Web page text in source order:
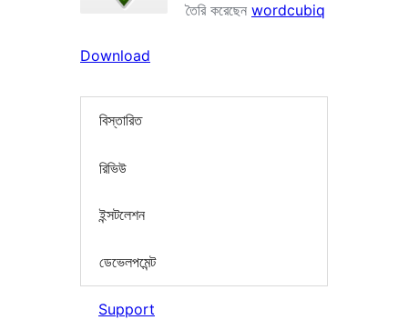
তৈরি করেছেন wordcubiq
Download
বিস্তারিত
রিভিউ
ইন্সটলেশন
ডেভেলপমেন্ট
Support